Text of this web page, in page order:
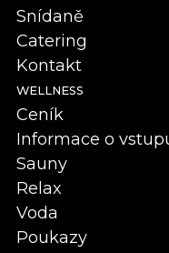
Snídaně
Catering
Kontakt
WELLNESS
Ceník
Informace o
Sauny
Relax
Voda
Poukazy